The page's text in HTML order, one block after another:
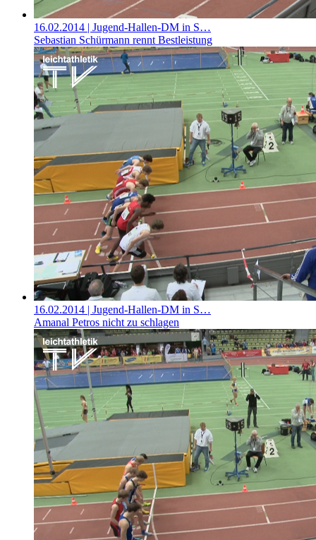
16.02.2014 | Jugend-Hallen-DM in S…
Sebastian Schürmann rennt Bestleistung
16.02.2014 | Jugend-Hallen-DM in S…
Amanal Petros nicht zu schlagen